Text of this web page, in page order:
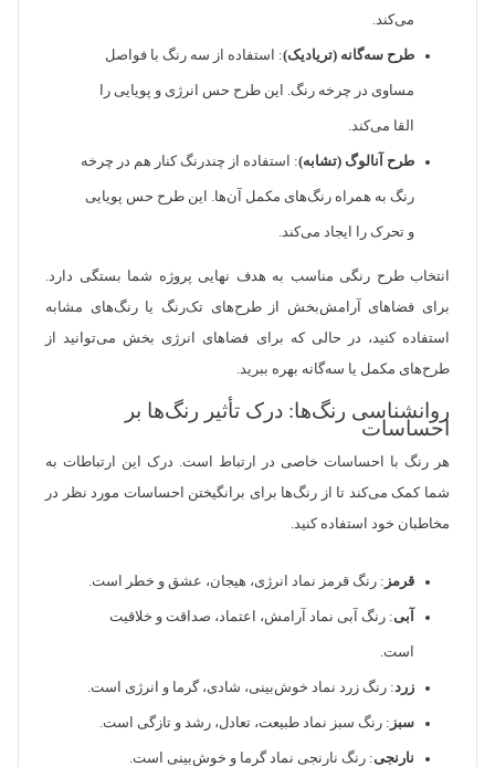
می‌کند.
طرح سه‌گانه (تریادیک): استفاده از سه رنگ با فواصل
مساوی در چرخه رنگ. این طرح حس انرژی و پویایی را
القا می‌کند.
طرح آنالوگ (تشابه): استفاده از چندرنگ کنار هم در چرخه
رنگ به همراه رنگ‌های مکمل آن‌ها. این طرح حس پویایی
و تحرک را ایجاد می‌کند.
انتخاب طرح رنگی مناسب به هدف نهایی پروژه شما بستگی دارد.
برای فضاهای آرامش‌بخش از طرح‌های تک‌رنگ یا رنگ‌های مشابه
استفاده کنید، در حالی که برای فضاهای انرژی بخش می‌توانید از
طرح‌های مکمل یا سه‌گانه بهره ببرید.
روانشناسی رنگ‌ها: درک تأثیر رنگ‌ها بر
احساسات
هر رنگ با احساسات خاصی در ارتباط است. درک این ارتباطات به
شما کمک می‌کند تا از رنگ‌ها برای برانگیختن احساسات مورد نظر در
مخاطبان خود استفاده کنید.
قرمز : رنگ قرمز نماد انرژی، هیجان، عشق و خطر است.
آبی: رنگ آبی نماد آرامش، اعتماد، صداقت و خلاقیت
است.
زرد: رنگ زرد نماد خوش‌بینی، شادی، گرما و انرژی است.
سبز : رنگ سبز نماد طبیعت، تعادل، رشد و تازگی است.
نارنجی: رنگ نارنجی نماد گرما و خوش‌بینی است.